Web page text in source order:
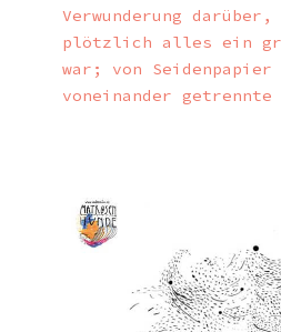
Verwunderung darüber,
plötzlich alles ein
war; von
voneinander getrennte